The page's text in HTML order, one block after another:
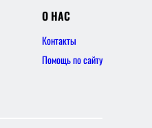
О НАС
Контакты
Помощь по сайту